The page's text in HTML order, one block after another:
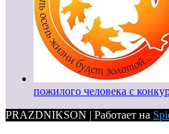
пожилого человека с
PRAZDNIKSON | Работает на